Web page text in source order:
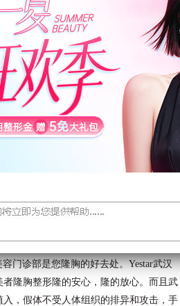
的动感无痕丰胸是众多求美者的佳选
的一种，动感无痕丰胸术后效果真实、
诊部的动感无痕丰胸以全国化整形的
，将假体植入乳腺组织与胸大肌、胸小
的隆胸在隆胸之前会根据求美者个人的
、峰距等全方位设计。并且将人体美学
隆胸手术给求美者带来满意的效果。
门诊部是您隆胸的好去处。Yestar武汉
隆胸整形隆的安心，隆的放心。而且武
，假体不受人体组织的排异和攻击，手